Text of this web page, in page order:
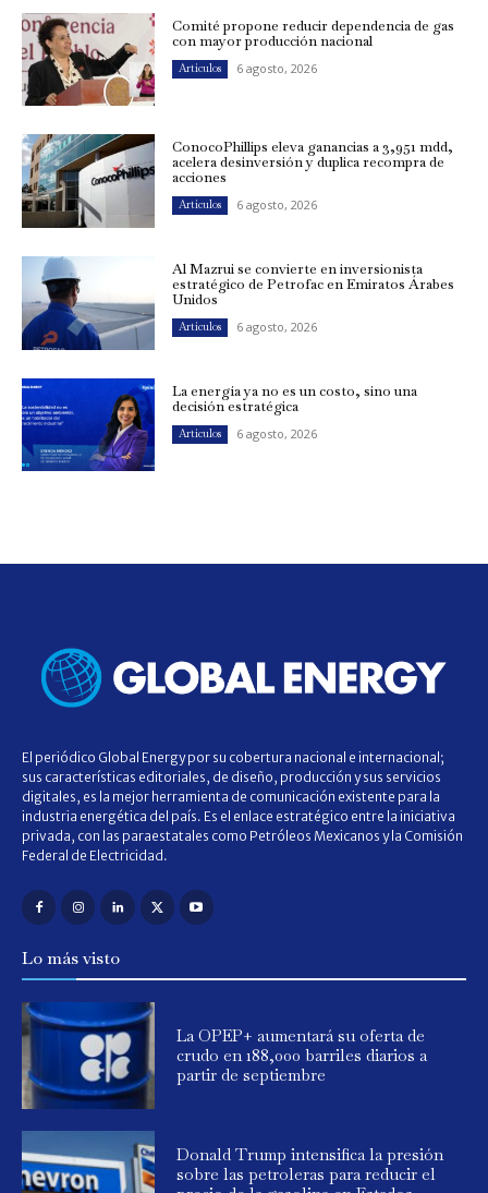
Comité propone reducir dependencia de gas
con mayor producción nacional
Artículos 6 agosto, 2026
ConocoPhillips eleva ganancias a 3,951 mdd,
acelera desinversión y duplica recompra de
acciones
Artículos 6 agosto, 2026
Al Mazrui se convierte en inversionista
estratégico de Petrofac en Emiratos Árabes
Unidos
Artículos 6 agosto, 2026
La energía ya no es un costo, sino una
decisión estratégica
Artículos 6 agosto, 2026
El periódico Global Energy por su cobertura nacional e internacional;
sus características editoriales, de diseño, producción y sus servicios
digitales, es la mejor herramienta de comunicación existente para la
industria energética del país. Es el enlace estratégico entre la iniciativa
privada, con las paraestatales como Petróleos Mexicanos y la Comisión
Federal de Electricidad.
Lo más visto
La OPEP+ aumentará su oferta de
crudo en 188,000 barriles diarios a
partir de septiembre
Donald Trump intensifica la presión
sobre las petroleras para reducir el